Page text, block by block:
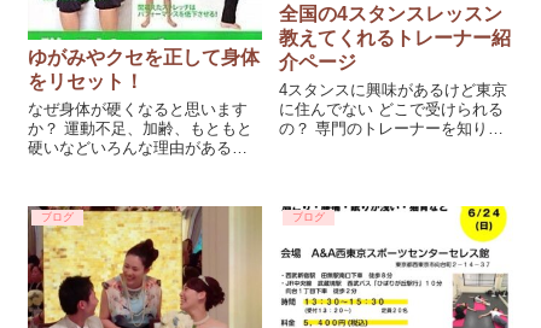
ゆがみやクセを正して身体
をリセット！
なぜ身体が硬くなると思います
か？ 運動不足、加齢、もともと
硬いなどいろんな理由があると
張り屋さんで、膨大な量の情報
で刺激されています ですので脳
の力を抜いてあげましょう～ そ
全国の4スタンスレッスン
教えてくれるトレーナー紹
介ページ
4スタンスに興味があるけど東京
に住んでない どこで受けられる
の？ 専門のトレーナーを知りた
体のことなので対面が一番だと
思います。
ブログ ブログ